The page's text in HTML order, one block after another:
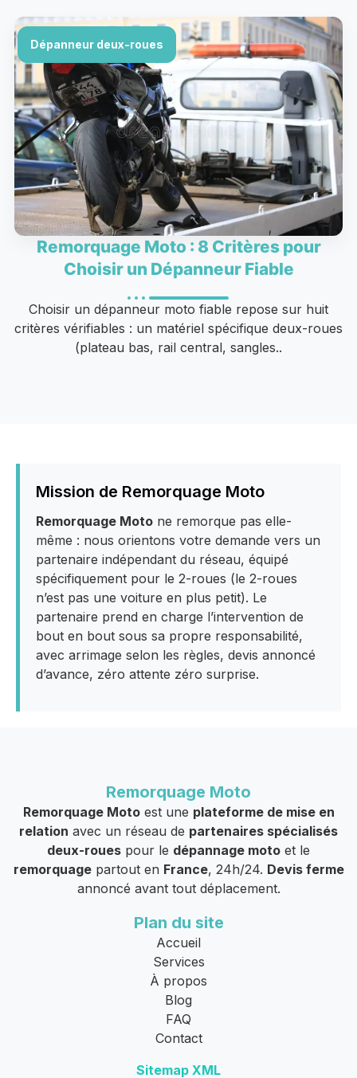
Dépanneur deux-roues
Remorquage Moto : 8 Critères pour
Choisir un Dépanneur Fiable
Choisir un dépanneur moto fiable repose sur huit
critères vérifiables : un matériel spécifique deux-roues
(plateau bas, rail central, sangles..
Mission de Remorquage Moto
Remorquage Moto ne remorque pas elle-
même : nous orientons votre demande vers un
partenaire indépendant du réseau, équipé
spécifiquement pour le 2-roues (le 2-roues
n’est pas une voiture en plus petit). Le
partenaire prend en charge l’intervention de
bout en bout sous sa propre responsabilité,
avec arrimage selon les règles, devis annoncé
d’avance, zéro attente zéro surprise.
Remorquage Moto
Remorquage Motoest une plateforme de mise en
relation avec un réseau de partenaires spécialisés
deux-roues pour le dépannage moto et le
remorquagepartout en France, 24h/24. Devis ferme
annoncé avant tout déplacement.
Plan du site
Accueil
Services
À propos
Blog
FAQ
Contact
Sitemap XML